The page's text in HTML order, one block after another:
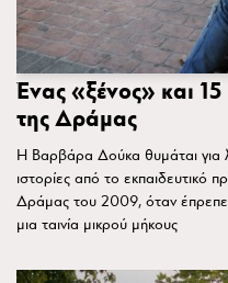
Ένας «ξένος» και
της Δράμας
Η Βαρβάρα Δούκα θυμάται για
ιστορίες από το
Δράμας του 2009, όταν
μια ταινία μικρού μήκους